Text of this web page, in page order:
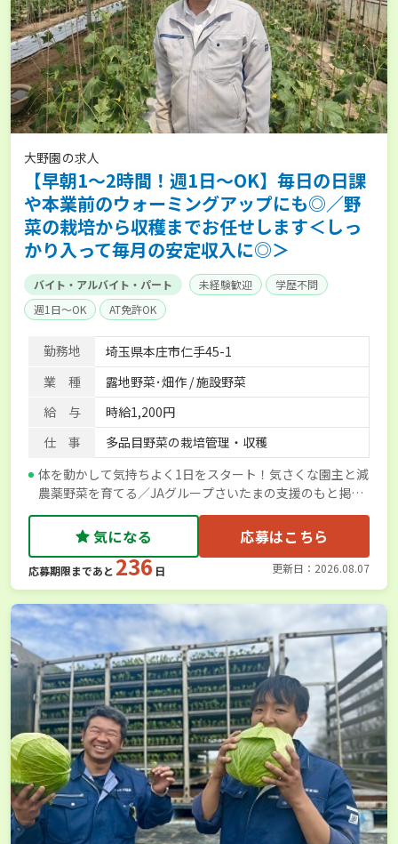
大野園の求人
【早朝1～2時間！週1日～OK】毎日の日課
や本業前のウォーミングアップにも◎／野
菜の栽培から収穫までお任せします＜しっ
かり入って毎月の安定収入に◎＞
バイト・アルバイト・パート 未経験歓迎
学歴不問
週1日～OK
AT免許OK
勤務地
埼玉県本庄市仁手45-1
業 種
露地野菜･畑作 / 施設野菜
給 与
時給1,200円
仕 事
多品目野菜の栽培管理・収穫
体を動かして気持ちよく1日をスタート！気さくな園主と減
農薬野菜を育てる／JAグループさいたまの支援のもと掲載
しています
気になる 応募はこちら
応募期限まであと 236 日 更新日：2026.08.07